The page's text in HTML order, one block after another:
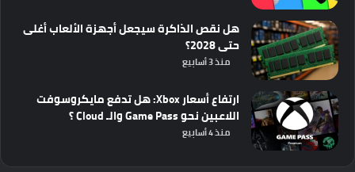
هل نقص الذاكرة سيجعل أجهزة الألعاب أغلى
حتى 2028؟
منذ 3 أسابيع
ارتفاع أسعار Xbox: هل تدفع مايكروسوفت
اللاعبين نحو Game Pass والـ Cloud ؟
منذ 4 أسابيع